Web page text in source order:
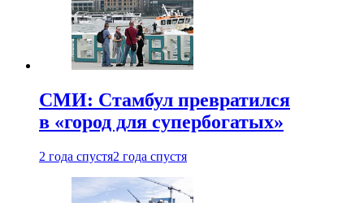
СМИ: Стамбул превратился
в «город для супербогатых»
2 года спустя2 года спустя